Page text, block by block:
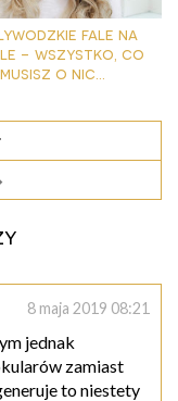
fale na
- wszystko, co
musisz o nic...
8 maja 2019 08:21
jednak
zamiast
to niestety